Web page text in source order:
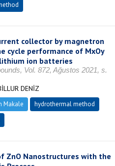
collector by magnetron
cycle performance of MxOy
ion batteries
Vol. 872, Ağustos 2021, s.
DENİZ
Makale
hydrothermal method
ZnO Nanostructures with the